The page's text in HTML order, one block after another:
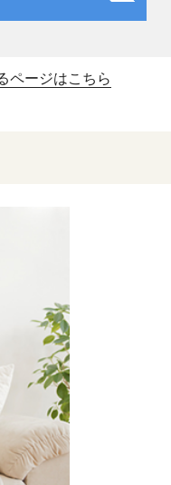
ページはこちら